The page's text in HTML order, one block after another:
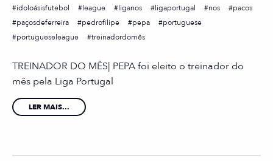
idoloásisfutebol
league liganos ligaportugal nos
pacos
paçosdeferreira
pedrofilipe pepa
portuguese
portugueseleague
treinadordomês
TREINADOR DO MÊS| PEPA foi eleito o treinador do
mês pela Liga Portugal
LER MAIS...